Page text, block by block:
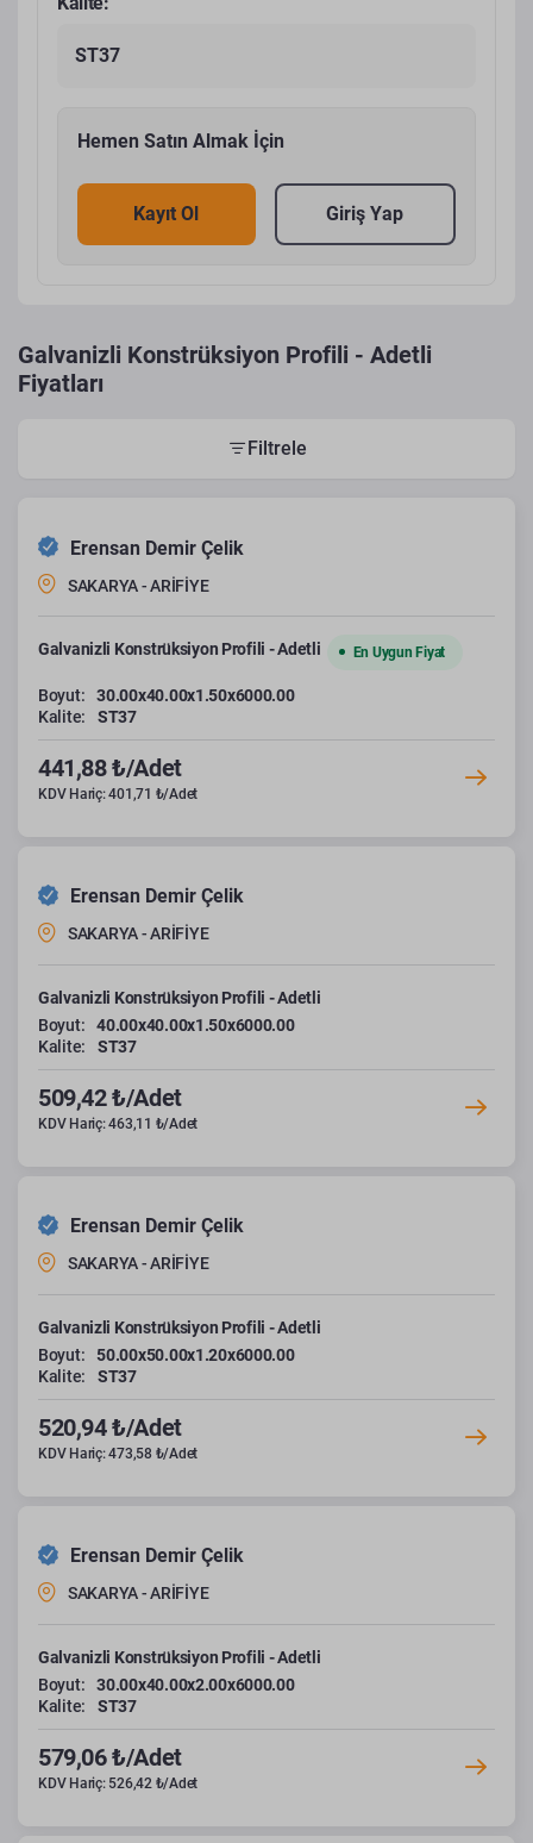
ST37
Hemen Satın Almak İçin
Kayıt Ol Giriş Yap
Galvanizli Konstrüksiyon Profili - Adetli
Fiyatları
Filtrele
Erensan Demir Çelik
SAKARYA - ARİFİYE
Galvanizli Konstrüksiyon Profili - Adetli En Uygun Fiyat
Boyut:
30.00x40.00x1.50x6000.00
Kalite:
ST37
441,88 ₺/Adet
KDV Hariç: 401,71 ₺/Adet
Erensan Demir Çelik
SAKARYA - ARİFİYE
Galvanizli Konstrüksiyon Profili - Adetli
Boyut:
40.00x40.00x1.50x6000.00
Kalite:
ST37
509,42 ₺/Adet
KDV Hariç: 463,11 ₺/Adet
Erensan Demir Çelik
SAKARYA - ARİFİYE
Galvanizli Konstrüksiyon Profili - Adetli
Boyut:
50.00x50.00x1.20x6000.00
Kalite:
ST37
520,94 ₺/Adet
KDV Hariç: 473,58 ₺/Adet
Erensan Demir Çelik
SAKARYA - ARİFİYE
Galvanizli Konstrüksiyon Profili - Adetli
Boyut:
30.00x40.00x2.00x6000.00
Kalite:
ST37
579,06 ₺/Adet
KDV Hariç: 526,42 ₺/Adet